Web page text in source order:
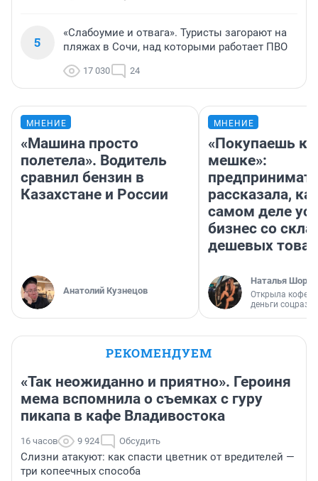
5
«Слабоумие и отвага». Туристы загорают на
пляжах в Сочи, над которыми работает ПВО
17 030 24
МНЕНИЕ
«Машина просто
полетела». Водитель
сравнил бензин в
Казахстане и России
Анатолий Кузнецов
МНЕНИЕ
«Покупаешь
мешке»:
рассказала,
самом деле
бизнес со
дешевых
Наталья
Открыла
деньги
РЕКОМЕНДУЕМ
«Так неожиданно и приятно». Героиня
мема вспомнила о съемках с гуру
пикапа в кафе Владивостока
16 часов 9 924 Обсудить
Слизни атакуют: как спасти цветник от вредителей —
три копеечных способа